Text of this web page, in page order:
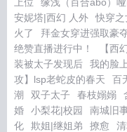
安妮塔|西幻 人外
快穿之
火了
拜金女穿进强取豪
绝赞直播进行中！
【西
装被太子发现后
我的脸
攻】lsp老蛇皮的春天
百
潮
双子太子 春枝嫋嫋
婚
小梨花|校园 南城旧
化
欺姐|继姐弟 撩愈